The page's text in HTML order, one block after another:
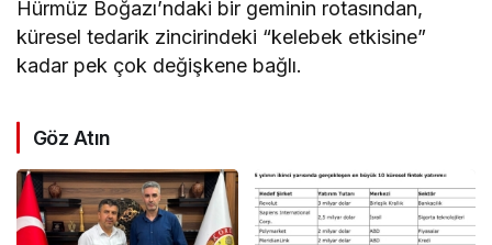
Hürmüz Boğazı’ndaki bir geminin rotasından,
küresel tedarik zincirindeki “kelebek etkisine”
kadar pek çok değişkene bağlı.
Göz Atın